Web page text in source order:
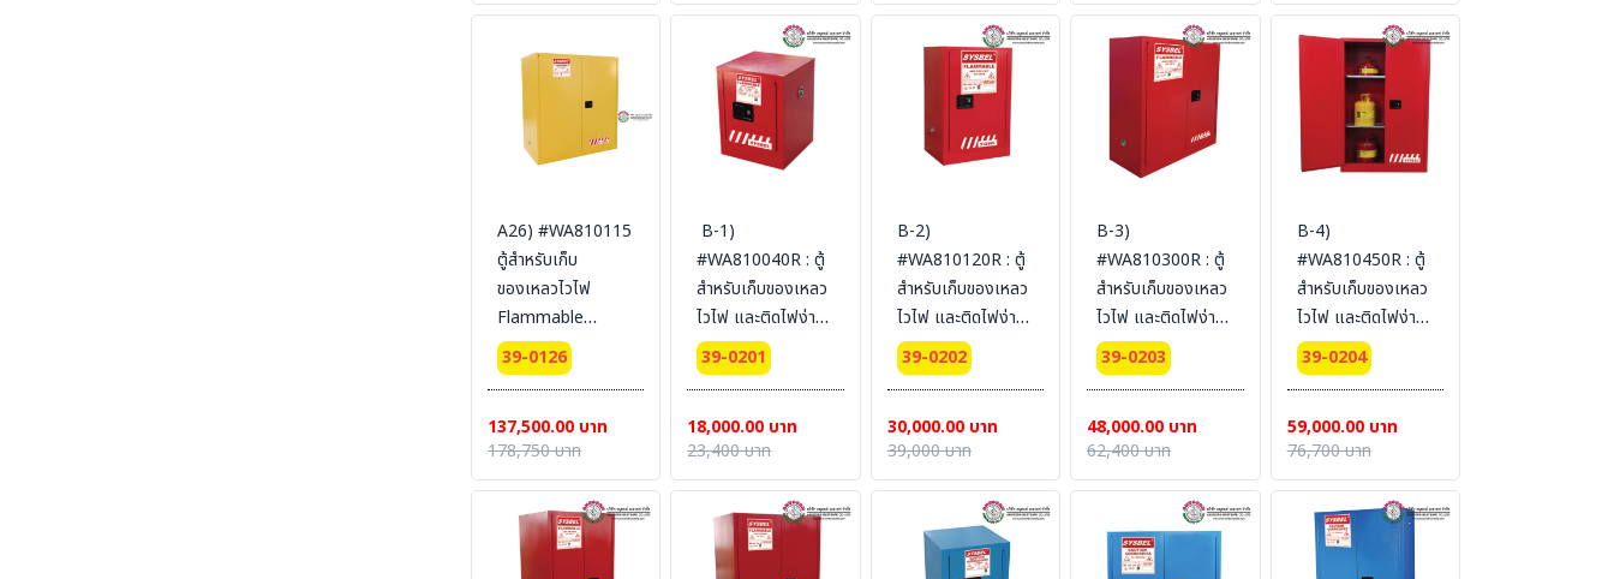
SYSBEL (ไม่รวม
SYSBEL (ไม่รวม
SYSBEL (ไม่รวม
สายดิน)
SYSBEL (ไม่รวม
สายดิน)
SYSBEL (ไม่รวม
สายดิน)
A26) #WA810115
ตู้สำหรับเก็บ
ของเหลวไวไฟ
Flammable
Cabinets 434 L 2
door (manual)
Ext dimension
165x150x86
SYSBEL (ไม่รวม
สายดิน)
39-0126
137,500.00 บาท
178,750 บาท
B-1)
#WA810040R : ตู้
สำหรับเก็บของเหลว
ไวไฟ และติดไฟง่าย
Combustible
Cabinets 15 L 1
Certification(CE)
Ext dimension
56x43x43
SYSBEL (ไม่รวม
สายดิน)
39-0201
18,000.00 บาท
23,400 บาท
B-2)
#WA810120R : ตู้
สำหรับเก็บของเหลว
ไวไฟ และติดไฟง่าย
Combustible
Cabinets 45 L 1
Certification(FM/CE)
Ext dimension
89x59x46
สายดิน)
39-0202
30,000.00 บาท
39,000 บาท
B-3)
#WA810300R : ตู้
สำหรับเก็บของเหลว
ไวไฟ และติดไฟง่าย
Combustible
Cabinets 114 L 2
Certification(FM/CE)
Ext dimension
112x109x46
สายดิน)
39-0203
48,000.00 บาท
62,400 บาท
B-4)
#WA810450R : ตู้
สำหรับเก็บของเหลว
ไวไฟ และติดไฟง่าย
Combustible
Cabinets 170 L 2
Certification(FM/CE)
Ext dimension
165x109x46
SYSBEL (ไม่รวม
สายดิน)
39-0204
59,000.00 บาท
76,700 บาท